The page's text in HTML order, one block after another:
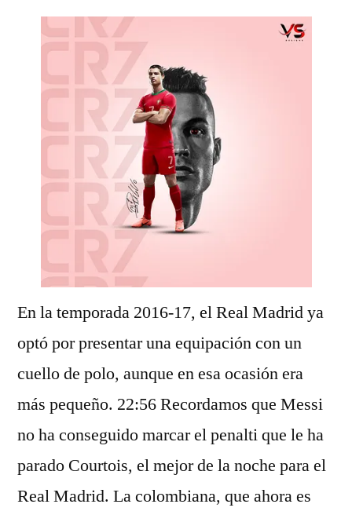
En la temporada 2016-17, el Real Madrid ya
optó por presentar una equipación con un
cuello de polo, aunque en esa ocasión era
más pequeño. 22:56 Recordamos que Messi
no ha conseguido marcar el penalti que le ha
parado Courtois, el mejor de la noche para el
Real Madrid. La colombiana, que ahora es